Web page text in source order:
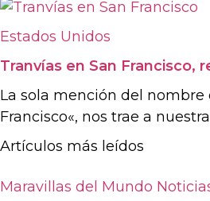
Estados Unidos
Tranvías en San Francisco,
La sola mención del nombre
Francisco«, nos trae a nuestra
Artículos más leídos
Maravillas del Mundo